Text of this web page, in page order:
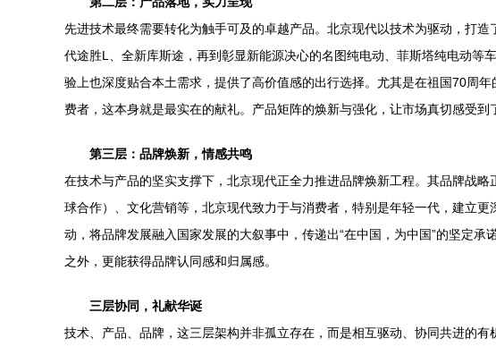
先进技术最终需要转化为触手可及的卓越产品。北京现代以技术为驱动，打
代途胜L、全新库斯途，再到彰显新能源决心的名图纯电动、菲斯塔纯电动
验上也深度贴合本土需求，提供了高价值感的出行选择。尤其是在祖国70周
费者，这本身就是最实在的献礼。产品矩阵的焕新与强化，让市场真切感受到
第三层：品牌焕新，情感共鸣
在技术与产品的坚实支撑下，北京现代正全力推进品牌焕新工程。其品牌战略
球合作）、文化营销等，北京现代致力于与消费者，特别是年轻一代，建立
动，将品牌发展融入国家发展的大叙事中，传递出“在中国，为中国”的坚定
之外，更能获得品牌认同感和归属感。
三层协同，礼献华诞
技术、产品、品牌，这三层架构并非孤立存在，而是相互驱动、协同共进的